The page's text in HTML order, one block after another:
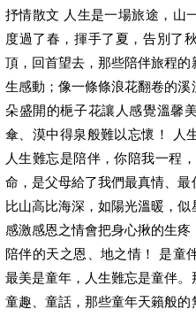
抒情散文 人生是一場旅途，山
度過了春，揮手了夏，告別了
頂，回首望去，那些陪伴旅程
生感動；像一條條浪花翻卷的
朵盛開的梔子花讓人感覺溫馨
傘、漠中得泉般難以忘懷！ 人
人生難忘是陪伴，你陪我一程
命，是父母給了我們最真情、
比山高比海深，如陽光溫暖，
感激感恩之情會把身心揪的生
陪伴的天之恩、地之情！ 是童
最美是童年，人生難忘是童伴。
童趣、童話，那些童年天籟般